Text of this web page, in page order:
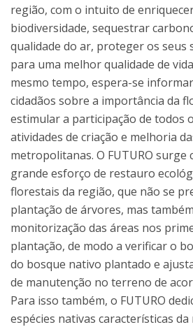
região, com o intuito de
biodiversidade, sequestrar
qualidade do ar, proteger os
para uma melhor qualidade de
mesmo tempo, espera-se
cidadãos sobre a importância da
estimular a participação de todos
atividades de criação e melhoria
metropolitanas. O FUTURO surge
grande esforço de restauro
florestais da região, que não se
plantação de árvores, mas
monitorização das áreas nos
plantação, de modo a verificar o
do bosque nativo plantado e
de manutenção no terreno de
Para isso também, o FUTURO
espécies nativas características